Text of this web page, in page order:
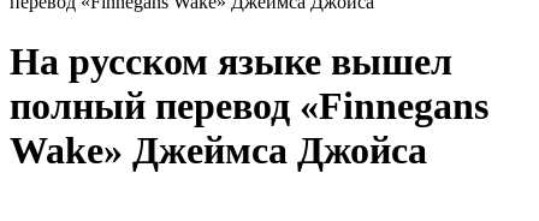
На русском языке вышел
полный перевод «Finnegans
Wake» Джеймса Джойса